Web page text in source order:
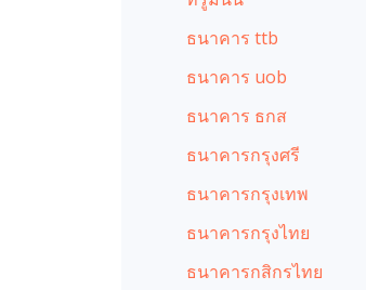
ธนาคาร ttb
ธนาคาร uob
ธนาคาร ธกส
ธนาคารกรุงศรี
ธนาคารกรุงเทพ
ธนาคารกรุงไทย
ธนาคารกสิกรไทย